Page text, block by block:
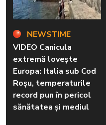
NEWSTIME
VIDEO Canicula
extremă lovește
Europa: Italia sub Cod
Roșu, temperaturile
record pun în pericol
sănătatea și mediul